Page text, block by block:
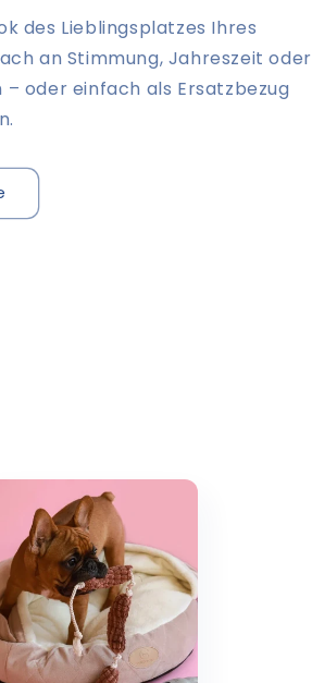
des Lieblingsplatzes Ihres
an Stimmung, Jahreszeit oder
oder einfach als Ersatzbezug